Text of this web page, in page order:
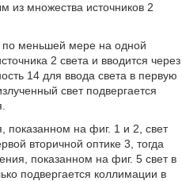
из множества источников 2
по меньшей мере на одной
2 света и вводится через
14 для ввода света в первую
свет подвергается
показанном на фиг. 1 и 2, свет
вторичной оптике 3, тогда
показанном на фиг. 5 свет в
подвергается коллимации в